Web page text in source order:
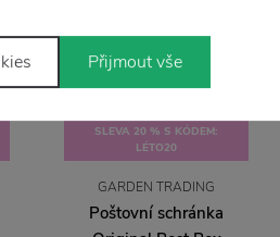
SLEVA 20 % S KÓDEM:
LÉTO20
GARDEN TRADING
Poštovní schránka
Přijmout vše